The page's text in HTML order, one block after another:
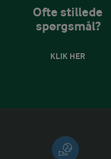
Ofte stillede
spørgsmål?
KLIK HER